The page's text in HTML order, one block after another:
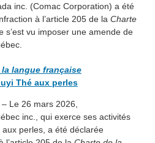
inc. (Comac Corporation) a été
à l’article 205 de la Charte
s’est vu imposer une amende de
la langue française
Thé aux perles
– Le 26 mars 2026,
inc., qui exerce ses activités
perles, a été déclarée